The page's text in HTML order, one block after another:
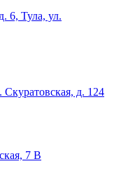
6, Тула, ул.
Скуратовская, д. 124
7 В